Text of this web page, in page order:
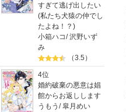
すぎて逃げ出したい
(私たち犬猿の仲でし
たよね！？)
小箱ハコ/沢野いず
み
（3.5）
4位
婚約破棄の悪意は娼
館からお返しします
うもう /皐月めい